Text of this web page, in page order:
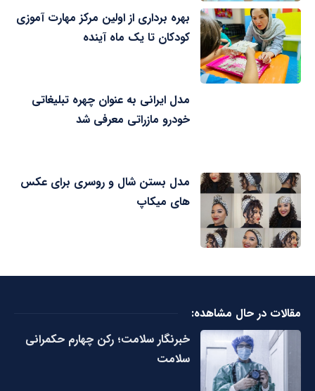
بهره برداری از اولین مرکز مهارت آموزی
کودکان تا یک ماه آینده
مدل ایرانی به عنوان چهره تبلیغاتی
خودرو مازراتی معرفی شد
مدل بستن شال و روسری برای عکس
های میکاپ
مقالات در حال مشاهده:
خبرنگار سلامت؛ رکن چهارم حکمرانی
سلامت